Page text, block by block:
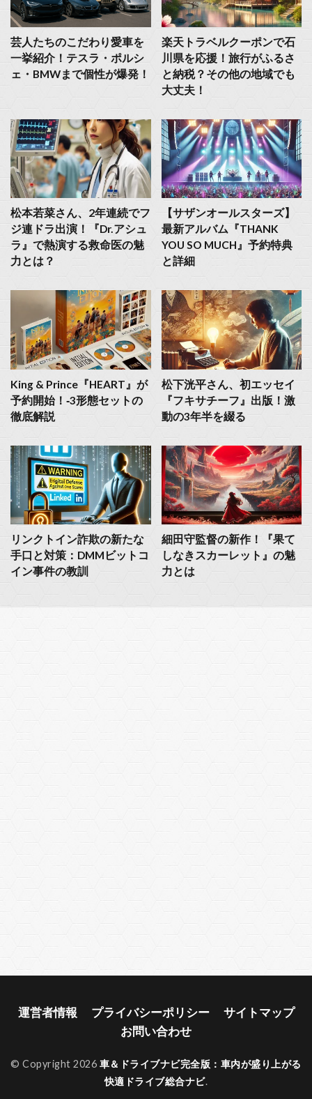
芸人たちのこだわり愛車を
一挙紹介！テスラ・ポルシ
ェ・BMWまで個性が爆発！
楽天トラベルクーポンで石
川県を応援！旅行がふるさ
と納税？その他の地域でも
大丈夫！
松本若菜さん、2年連続でフ
ジ連ドラ出演！『Dr.アシュ
ラ』で熱演する救命医の魅
力とは？
【サザンオールスターズ】
最新アルバム『THANK
YOU SO MUCH』予約特典
と詳細
King & Prince『HEART』が
予約開始！‐3形態セットの
徹底解説
松下洸平さん、初エッセイ
『フキサチーフ』出版！激
動の3年半を綴る
リンクトイン詐欺の新たな
手口と対策：DMMビットコ
イン事件の教訓
細田守監督の新作！『果て
しなきスカーレット』の魅
力とは
運営者情報 プライバシーポリシー
サイトマップ
お問い合わせ
© Copyright 2026 車＆ドライブナビ完全版：車内が盛り上がる
快適ドライブ総合ナビ.